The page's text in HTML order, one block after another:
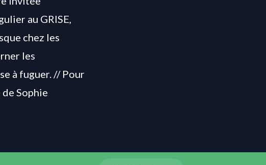
au GRISE,
chez les
les
à fuguer. // Pour
Sophie